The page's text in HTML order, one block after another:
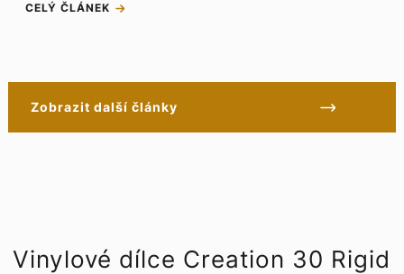
CELÝ ČLÁNEK
Zobrazit další články
Vinylové dílce Creation 30 Rigid